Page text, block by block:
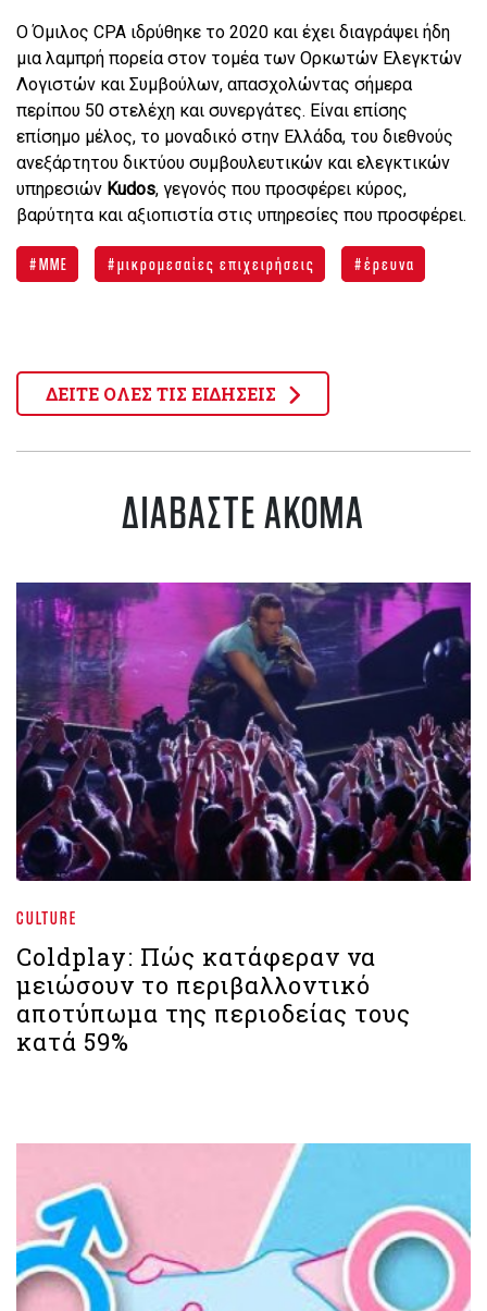
Ο Όμιλος CPA ιδρύθηκε το 2020 και έχει διαγράψει ήδη
μια λαμπρή πορεία στον τομέα των Ορκωτών Ελεγκτών
Λογιστών και Συμβούλων, απασχολώντας σήμερα
περίπου 50 στελέχη και συνεργάτες. Είναι επίσης
επίσημο μέλος, το μοναδικό στην Ελλάδα, του διεθνούς
ανεξάρτητου δικτύου συμβουλευτικών και ελεγκτικών
υπηρεσιών Kudos, γεγονός που προσφέρει κύρος,
βαρύτητα και αξιοπιστία στις υπηρεσίες που προσφέρει.
ΜΜΕ μικρομεσαίες επιχειρήσεις έρευνα
ΔΕΙΤΕ ΟΛΕΣ ΤΙΣ ΕΙΔΗΣΕΙΣ
ΔΙΑΒΑΣΤΕ ΑΚΟΜΑ
CULTURE
Coldplay: Πώς κατάφεραν να
μειώσουν το περιβαλλοντικό
αποτύπωμα της περιοδείας τους
κατά 59%